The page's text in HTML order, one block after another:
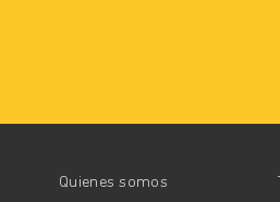
Quienes somos